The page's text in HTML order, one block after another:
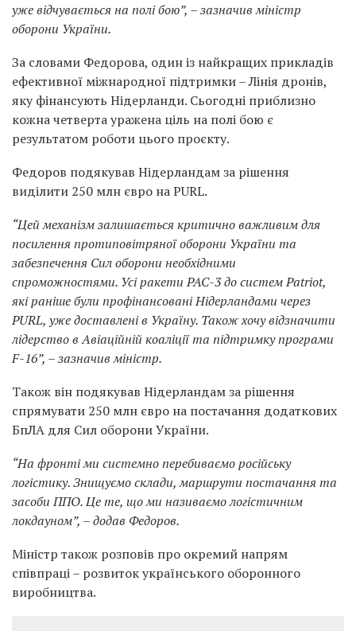
уже відчувається на полі бою”, – зазначив міністр
оборони України.
За словами Федорова, один із найкращих прикладів
ефективної міжнародної підтримки – Лінія дронів,
яку фінансують Нідерланди. Сьогодні приблизно
кожна четверта уражена ціль на полі бою є
результатом роботи цього проєкту.
Федоров подякував Нідерландам за рішення
виділити 250 млн євро на PURL.
“Цей механізм залишається критично важливим для
посилення протиповітряної оборони України та
забезпечення Сил оборони необхідними
спроможностями. Усі ракети PAC-3 до систем Patriot,
які раніше були профінансовані Нідерландами через
PURL, уже доставлені в Україну. Також хочу відзначити
лідерство в Авіаційній коаліції та підтримку програми
F-16”, – зазначив міністр.
Також він подякував Нідерландам за рішення
спрямувати 250 млн євро на постачання додаткових
БпЛА для Сил оборони України.
“На фронті ми системно перебиваємо російську
логістику. Знищуємо склади, маршрути постачання та
засоби ППО. Це те, що ми називаємо логістичним
локдауном”, – додав Федоров.
Міністр також розповів про окремий напрям
співпраці – розвиток українського оборонного
виробництва.